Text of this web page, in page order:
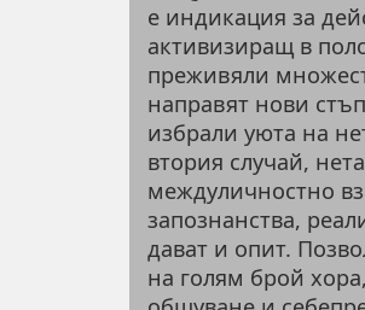
е индикация за
активизиращ в
преживяли
направят нови
избрали уюта на
втория случай,
междуличностно
запознанства,
дават и опит.
на голям брой